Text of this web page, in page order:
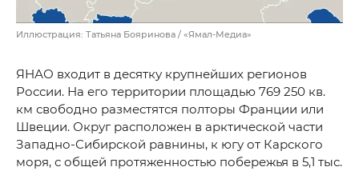
Иллюстрация: Татьяна Бояринова / «Ямал-Медиа»
ЯНАО входит в десятку крупнейших регионов
России. На его территории площадью 769 250 кв.
км свободно разместятся полторы Франции или
Швеции. Округ расположен в арктической части
Западно-Сибирской равнины, к югу от Карского
моря, с общей протяженностью побережья в 5,1 тыс.